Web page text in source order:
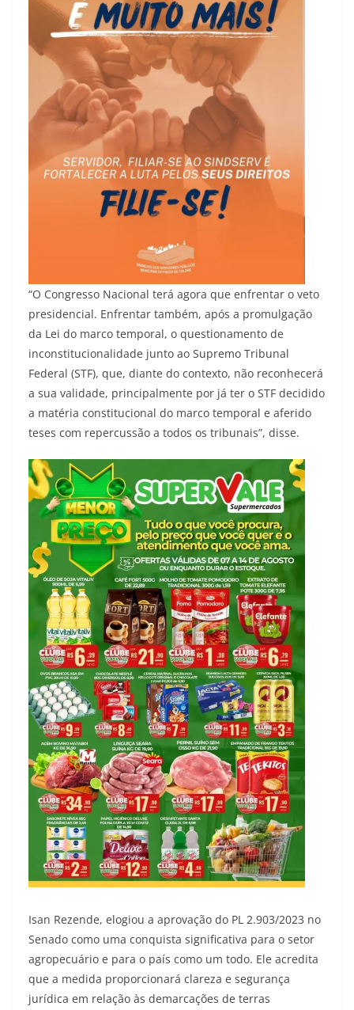
“O Congresso Nacional terá agora que enfrentar o veto
presidencial. Enfrentar também, após a promulgação
da Lei do marco temporal, o questionamento de
inconstitucionalidade junto ao Supremo Tribunal
Federal (STF), que, diante do contexto, não reconhecerá
a sua validade, principalmente por já ter o STF decidido
a matéria constitucional do marco temporal e aferido
teses com repercussão a todos os tribunais”, disse.
Isan Rezende, elogiou a aprovação do PL 2.903/2023 no
Senado como uma conquista significativa para o setor
agropecuário e para o país como um todo. Ele acredita
que a medida proporcionará clareza e segurança
jurídica em relação às demarcações de terras